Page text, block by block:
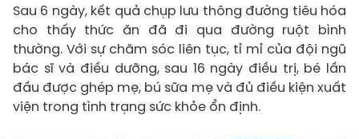
Sau 6 ngày, kết quả chụp lưu thông đường tiêu hóa
cho thấy thức ăn đã đi qua đường ruột bình
thường. Với sự chăm sóc liên tục, tỉ mỉ của đội ngũ
bác sĩ và điều dưỡng, sau 16 ngày điều trị, bé lần
đầu được ghép mẹ, bú sữa mẹ và đủ điều kiện xuất
viện trong tình trạng sức khỏe ổn định.